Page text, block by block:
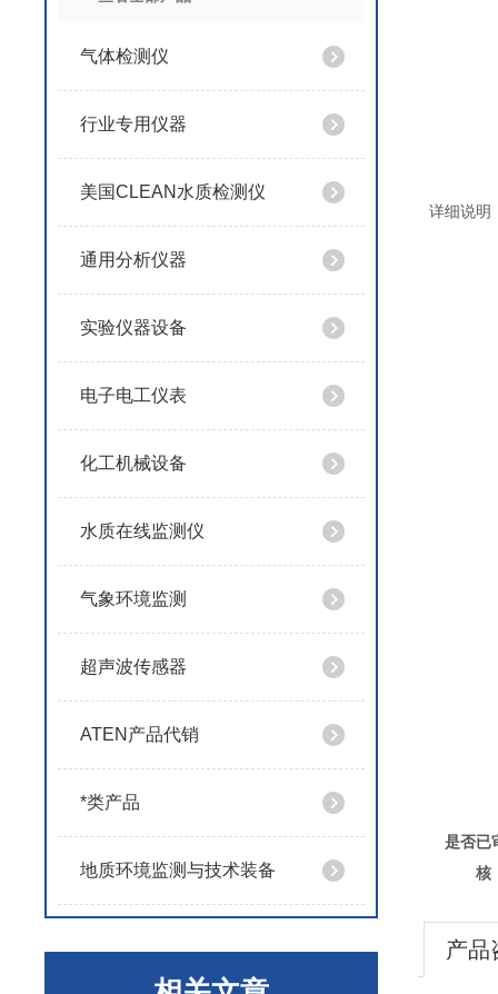
气体检测仪
行业专用仪器
美国CLEAN水质检测仪
通用分析仪器
实验仪器设备
电子电工仪表
化工机械设备
水质在线监测仪
气象环境监测
超声波传感器
ATEN产品代销
*类产品
地质环境监测与技术装备
详细说明
是否已
核
产品